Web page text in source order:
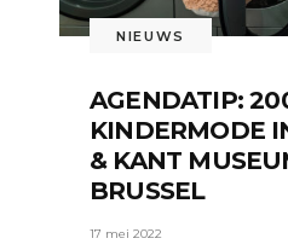
NIEUWS
AGENDATIP:
KINDERMODE
& KANT
BRUSSEL
17 mei 2022